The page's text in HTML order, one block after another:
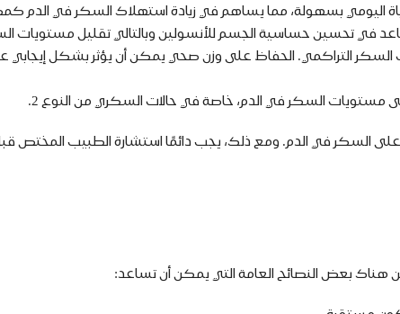
اليومي بسهولة، مما يساهم في زيادة استهلاك السكر في الدم
في تحسين حساسية الجسم للأنسولين وبالتالي تقليل مستويات
التراكمي. الحفاظ على وزن صحي يمكن أن يؤثر بشكل
مستويات السكر في الدم، خاصة في حالات السكري من النوع 2.
السكر في الدم. ومع ذلك، يجب دائمًا استشارة الطبيب المختص قبل
بعض النصائح العامة التي يمكن أن تساعد: